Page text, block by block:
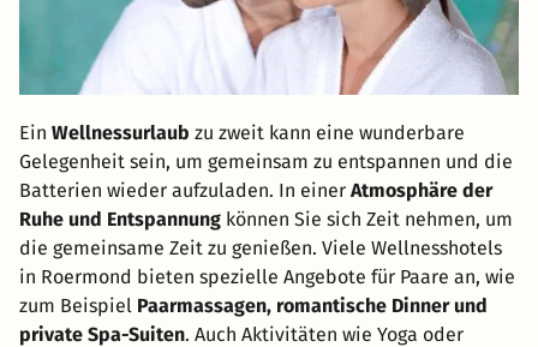
Ein Wellnessurlaub zu zweit kann eine wunderbare
Gelegenheit sein, um gemeinsam zu entspannen und die
Batterien wieder aufzuladen. In einer Atmosphäre der
Ruhe und Entspannung können Sie sich Zeit nehmen, um
die gemeinsame Zeit zu genießen. Viele Wellnesshotels
in Roermond bieten spezielle Angebote für Paare an, wie
zum Beispiel Paarmassagen, romantische Dinner und
private Spa-Suiten. Auch Aktivitäten wie Yoga oder